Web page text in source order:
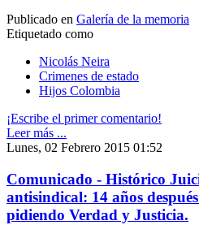
Publicado en Galería de la memoria
Etiquetado como
Nicolás Neira
Crimenes de estado
Hijos Colombia
¡Escribe el primer comentario!
Leer más ...
Lunes, 02 Febrero 2015 01:52
Comunicado - Histórico
antisindical: 14 años
pidiendo Verdad y Justicia.